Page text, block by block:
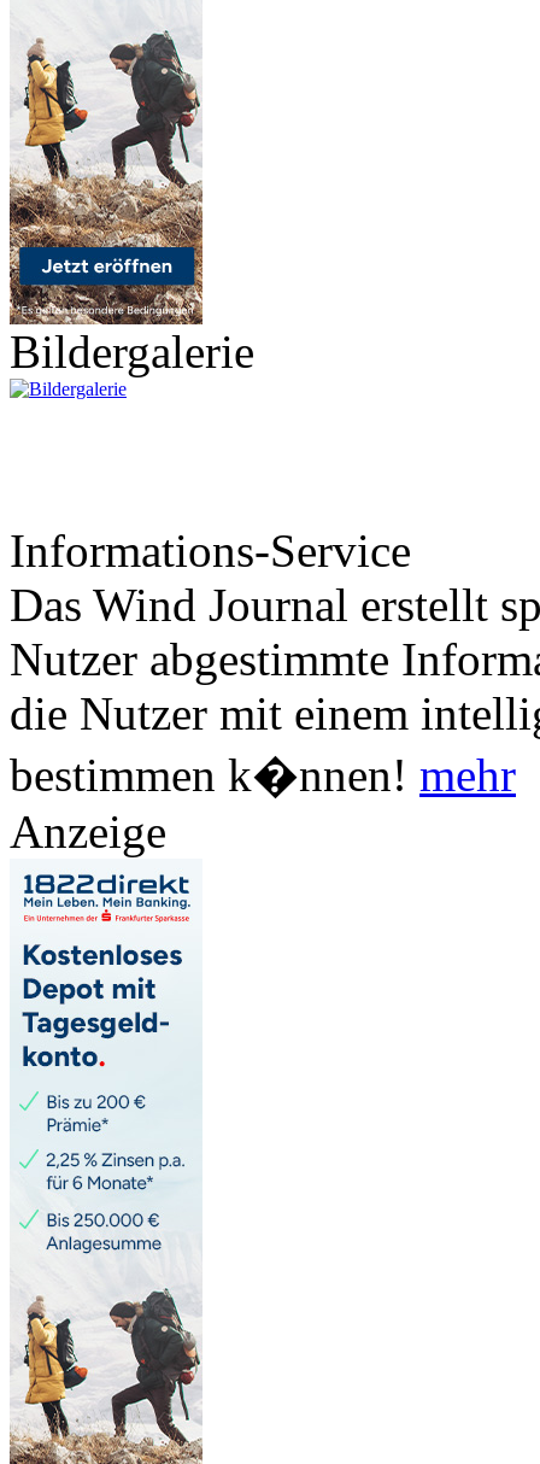
Bildergalerie
Informations-Service
Das Wind Journal erstellt
Nutzer abgestimmte
die Nutzer mit einem
bestimmen k�nnen! mehr
Anzeige